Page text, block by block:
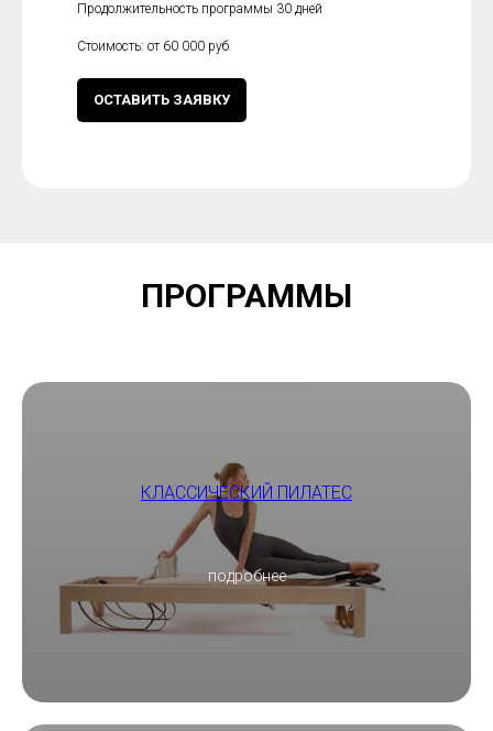
Продолжительность программы 30 дней
Стоимость: от 60 000 руб.
ОСТАВИТЬ ЗАЯВКУ
ПРОГРАММЫ
КЛАССИЧЕСКИЙ ПИЛАТЕС
подробнее